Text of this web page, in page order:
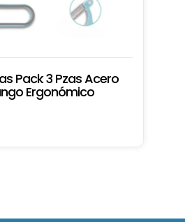
Pack 3 Pzas Acero
Ergonómico